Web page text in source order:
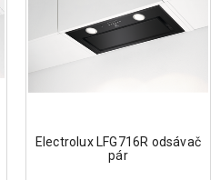
Electrolux LFG716R odsávač
pár